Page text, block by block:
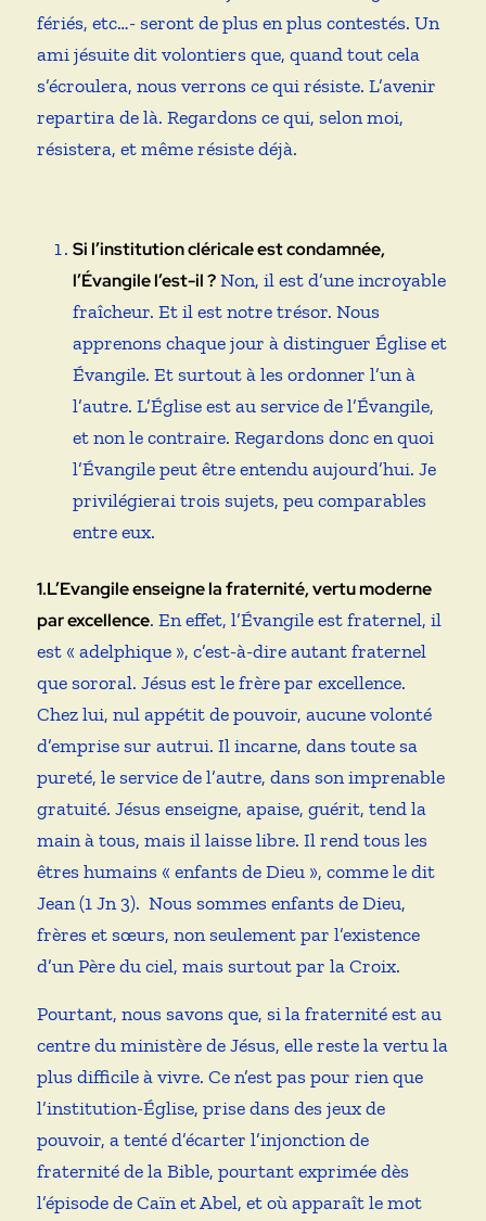
fériés, etc…- seront de plus en plus contestés. Un
ami jésuite dit volontiers que, quand tout cela
s’écroulera, nous verrons ce qui résiste. L’avenir
repartira de là. Regardons ce qui, selon moi,
résistera, et même résiste déjà.
Si l’institution cléricale est condamnée,
l’Évangile l’est-il ?Non, il est d’une incroyable
fraîcheur. Et il est notre trésor. Nous
apprenons chaque jour à distinguer Église et
Évangile. Et surtout à les ordonner l’un à
l’autre. L’Église est au service de l’Évangile,
et non le contraire. Regardons donc en quoi
l’Évangile peut être entendu aujourd’hui. Je
privilégierai trois sujets, peu comparables
entre eux.
1.L’Evangile enseigne la fraternité, vertu moderne
par excellence. En effet, l’Évangile est fraternel, il
est « adelphique », c’est-à-dire autant fraternel
que sororal. Jésus est le frère par excellence.
Chez lui, nul appétit de pouvoir, aucune volonté
d’emprise sur autrui. Il incarne, dans toute sa
pureté, le service de l’autre, dans son imprenable
gratuité. Jésus enseigne, apaise, guérit, tend la
main à tous, mais il laisse libre. Il rend tous les
êtres humains « enfants de Dieu », comme le dit
Jean (1 Jn 3). Nous sommes enfants de Dieu,
frères et sœurs, non seulement par l’existence
d’un Père du ciel, mais surtout par la Croix.
Pourtant, nous savons que, si la fraternité est au
centre du ministère de Jésus, elle reste la vertu la
plus difficile à vivre. Ce n’est pas pour rien que
l’institution-Église, prise dans des jeux de
pouvoir, a tenté d’écarter l’injonction de
fraternité de la Bible, pourtant exprimée dès
l’épisode de Caïn et Abel, et où apparaît le mot